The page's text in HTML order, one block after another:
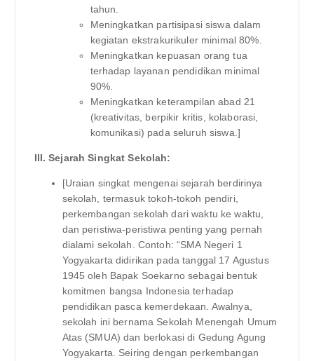
tahun.
Meningkatkan partisipasi siswa dalam
kegiatan ekstrakurikuler minimal 80%.
Meningkatkan kepuasan orang tua
terhadap layanan pendidikan minimal
90%.
Meningkatkan keterampilan abad 21
(kreativitas, berpikir kritis, kolaborasi,
komunikasi) pada seluruh siswa.]
III. Sejarah Singkat Sekolah:
[Uraian singkat mengenai sejarah berdirinya
sekolah, termasuk tokoh-tokoh pendiri,
perkembangan sekolah dari waktu ke waktu,
dan peristiwa-peristiwa penting yang pernah
dialami sekolah. Contoh: “SMA Negeri 1
Yogyakarta didirikan pada tanggal 17 Agustus
1945 oleh Bapak Soekarno sebagai bentuk
komitmen bangsa Indonesia terhadap
pendidikan pasca kemerdekaan. Awalnya,
sekolah ini bernama Sekolah Menengah Umum
Atas (SMUA) dan berlokasi di Gedung Agung
Yogyakarta. Seiring dengan perkembangan